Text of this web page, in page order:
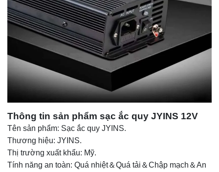
Thông tin sản phẩm sạc ắc quy JYINS 12V
Tên sản phẩm: Sạc ắc quy JYINS.
Thương hiệu: JYINS.
Thị trường xuất khẩu: Mỹ.
Tính năng an toàn: Quá nhiệt＆Quá tải＆Chập mạch＆An